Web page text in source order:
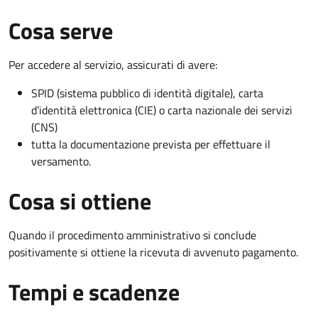
Cosa serve
Per accedere al servizio, assicurati di avere:
SPID (sistema pubblico di identità digitale), carta
d’identità elettronica (CIE) o carta nazionale dei servizi
(CNS)
tutta la documentazione prevista per effettuare il
versamento.
Cosa si ottiene
Quando il procedimento amministrativo si conclude
positivamente si ottiene la ricevuta di avvenuto pagamento.
Tempi e scadenze